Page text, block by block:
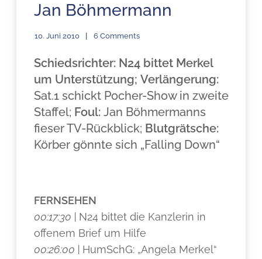
Jan Böhmermann
10. Juni 2010 6 Comments
Schiedsrichter: N24 bittet Merkel
um Unterstützung; Verlängerung:
Sat.1 schickt Pocher-Show in zweite
Staffel; Foul:Jan Böhmermanns
fieser TV-Rückblick; Blutgrätsche:
Körber gönnte sich „Falling Down“
FERNSEHEN
00:17:30 | N24 bittet die Kanzlerin in
offenem Brief um Hilfe
00:26:00 | HumSchG: „Angela Merkel“